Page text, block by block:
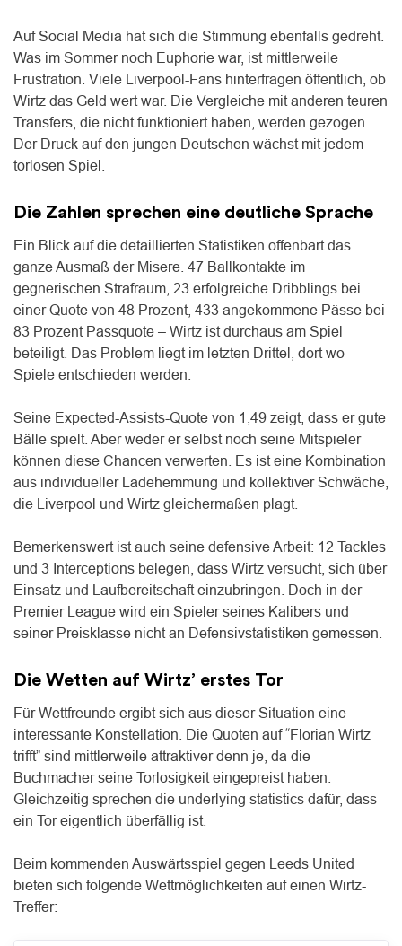
Auf Social Media hat sich die Stimmung ebenfalls gedreht.
Was im Sommer noch Euphorie war, ist mittlerweile
Frustration. Viele Liverpool-Fans hinterfragen öffentlich, ob
Wirtz das Geld wert war. Die Vergleiche mit anderen teuren
Transfers, die nicht funktioniert haben, werden gezogen.
Der Druck auf den jungen Deutschen wächst mit jedem
torlosen Spiel.
Die Zahlen sprechen eine deutliche Sprache
Ein Blick auf die detaillierten Statistiken offenbart das
ganze Ausmaß der Misere. 47 Ballkontakte im
gegnerischen Strafraum, 23 erfolgreiche Dribblings bei
einer Quote von 48 Prozent, 433 angekommene Pässe bei
83 Prozent Passquote – Wirtz ist durchaus am Spiel
beteiligt. Das Problem liegt im letzten Drittel, dort wo
Spiele entschieden werden.
Seine Expected-Assists-Quote von 1,49 zeigt, dass er gute
Bälle spielt. Aber weder er selbst noch seine Mitspieler
können diese Chancen verwerten. Es ist eine Kombination
aus individueller Ladehemmung und kollektiver Schwäche,
die Liverpool und Wirtz gleichermaßen plagt.
Bemerkenswert ist auch seine defensive Arbeit: 12 Tackles
und 3 Interceptions belegen, dass Wirtz versucht, sich über
Einsatz und Laufbereitschaft einzubringen. Doch in der
Premier League wird ein Spieler seines Kalibers und
seiner Preisklasse nicht an Defensivstatistiken gemessen.
Die Wetten auf Wirtz’ erstes Tor
Für Wettfreunde ergibt sich aus dieser Situation eine
interessante Konstellation. Die Quoten auf “Florian Wirtz
trifft” sind mittlerweile attraktiver denn je, da die
Buchmacher seine Torlosigkeit eingepreist haben.
Gleichzeitig sprechen die underlying statistics dafür, dass
ein Tor eigentlich überfällig ist.
Beim kommenden Auswärtsspiel gegen Leeds United
bieten sich folgende Wettmöglichkeiten auf einen Wirtz-
Treffer: